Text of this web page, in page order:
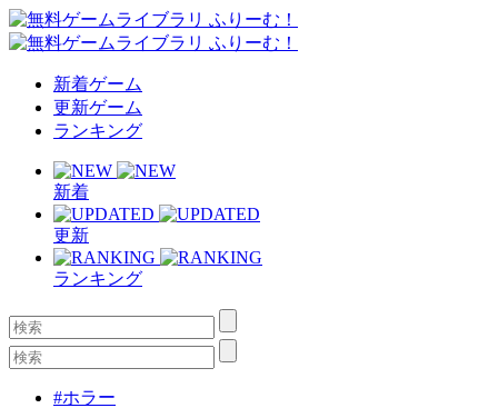
新着ゲーム
更新ゲーム
ランキング
新着
更新
ランキング
#ホラー